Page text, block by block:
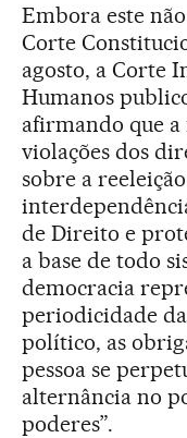
Embora este
Corte
agosto, a Corte
Humanos
afirmando que
violações dos
sobre a
de Direito e
a base de todo
democracia
periodicidade
político, as
pessoa se
alternância no
poderes”.